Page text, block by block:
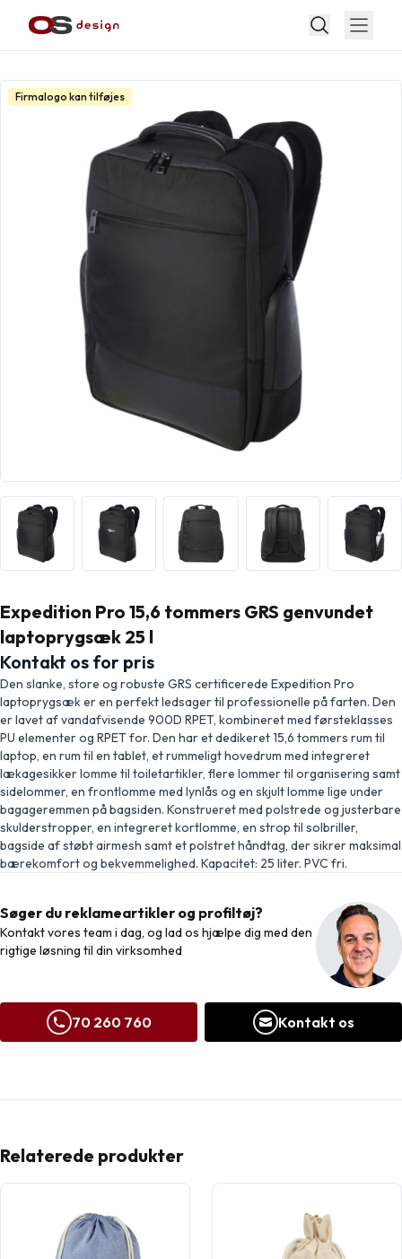
Firmalogo kan tilføjes
Expedition Pro 15,6 tommers GRS genvundet
laptoprygsæk 25 l
Kontakt os for pris
Den slanke, store og robuste GRS certificerede Expedition Pro
laptoprygsæk er en perfekt ledsager til professionelle på farten. Den
er lavet af vandafvisende 900D RPET, kombineret med førsteklasses
PU elementer og RPET for. Den har et dedikeret 15,6 tommers rum til
laptop, en rum til en tablet, et rummeligt hovedrum med integreret
lækagesikker lomme til toiletartikler, flere lommer til organisering samt
sidelommer, en frontlomme med lynlås og en skjult lomme lige under
bagageremmen på bagsiden. Konstrueret med polstrede og justerbare
skulderstropper, en integreret kortlomme, en strop til solbriller,
bagside af støbt airmesh samt et polstret håndtag, der sikrer maksimal
bærekomfort og bekvemmelighed. Kapacitet: 25 liter. PVC fri.
Søger du reklameartikler og profiltøj?
Kontakt vores team i dag, og lad os hjælpe dig med den
rigtige løsning til din virksomhed
70 260 760 Kontakt os
Relaterede produkter